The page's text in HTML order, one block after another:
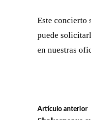
Este concierto
puede
en nuestras
Artículo anterior